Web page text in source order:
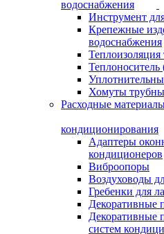
водоснабжения
Инструмент
Крепежные
водоснабжения
Теплоизоляция
Теплоноситель
Хомуты
Расходные
кондиционирования
Адаптеры
кондиционеров
Виброопоры
Воздуховоды
Гребенки для
Декоративные
Декоративные
систем